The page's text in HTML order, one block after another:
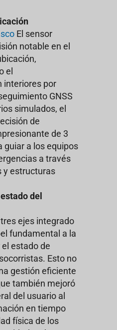
El sensor
notable en el
el
interiores por
GNSS
simulados, el
de
de 3
guiar a los equipos
a través
y estructuras
del
ejes integrado
fundamental a la
estado de
Esto no
gestión eficiente
también mejoró
del usuario al
en tiempo
física de los